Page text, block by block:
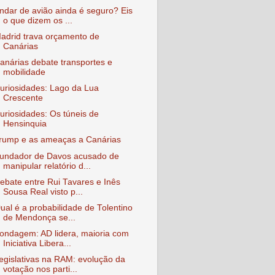
de avião ainda é seguro? Eis
o que dizem os ...
trava orçamento de
Canárias
debate transportes e
mobilidade
Lago da Lua
Crescente
Os túneis de
Hensinquia
e as ameaças a Canárias
de Davos acusado de
manipular relatório d...
entre Rui Tavares e Inês
Sousa Real visto p...
é a probabilidade de Tolentino
de Mendonça se...
AD lidera, maioria com
Iniciativa Libera...
na RAM: evolução da
votação nos parti...